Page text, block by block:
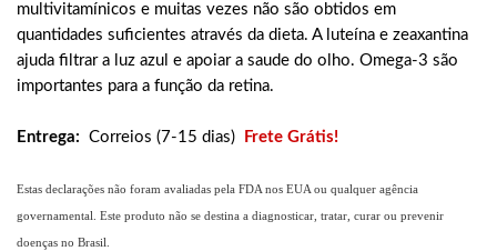
multivitamínicos e muitas vezes não são obtidos em
quantidades suficientes através da dieta. A luteína e zeaxantina
ajuda filtrar a luz azul e apoiar a saude do olho. Omega-3 são
importantes para a função da retina.
Entrega: Correios (7-15 dias) Frete Grátis!
Estas declarações não foram avaliadas pela FDA nos EUA ou qualquer agência
governamental. Este produto não se destina a diagnosticar, tratar, curar ou prevenir
doenças no Brasil.